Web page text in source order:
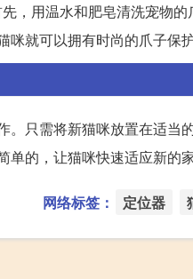
，用温水和肥皂清洗宠物
就可以拥有时尚的爪子保
。只需将新猫咪放置在适
的，让猫咪快速适应新的家
网络标签： 定位器